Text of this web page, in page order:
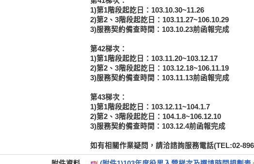
1)第1階段起訖日：103.10.30~11.26
2)第2、3階段起訖日：103.11.27~106.10.29
3)服務契約備查時間：103.10.23前函報完成
第42梯次：
1)第1階段起訖日：103.11.20~103.12.17
2)第2、3階段起訖日：103.12.18~106.11.19
3)服務契約備查時間：103.11.13前函報完成
第43梯次：
1)第1階段起訖日：103.12.11~104.1.7
2)第2、3階段起訖日：104.1.8~106.12.10
3)服務契約備查時間：103.12.4前函報完成
如有相關作業疑問，請洽諮詢服務電話(TEL:02-